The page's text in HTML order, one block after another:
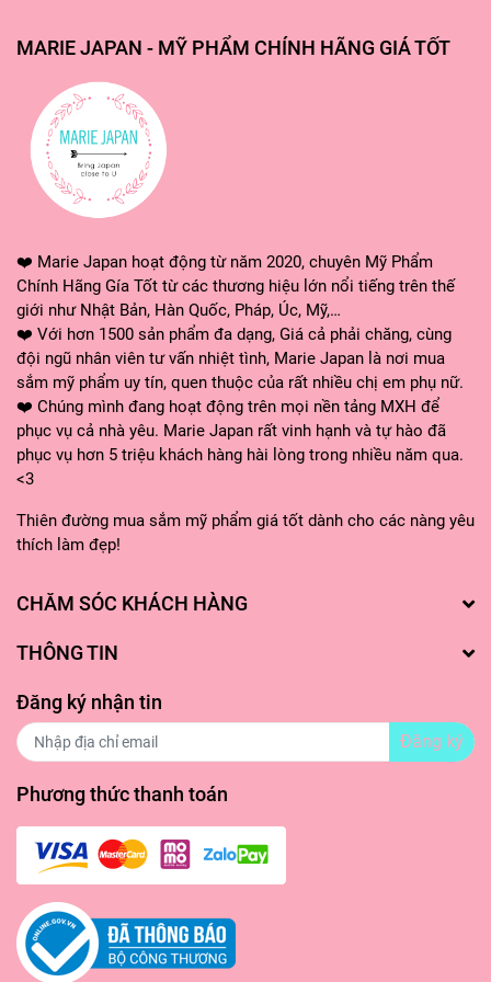
#mariejapanhangnhat
MARIE JAPAN - MỸ PHẨM CHÍNH HÃNG GIÁ TỐT
❤️ Marie Japan hoạt động từ năm 2020, chuyên Mỹ Phẩm
Chính Hãng Gía Tốt từ các thương hiệu lớn nổi tiếng trên thế
giới như Nhật Bản, Hàn Quốc, Pháp, Úc, Mỹ,…
❤️ Với hơn 1500 sản phẩm đa dạng, Giá cả phải chăng, cùng
đội ngũ nhân viên tư vấn nhiệt tình, Marie Japan là nơi mua
sắm mỹ phẩm uy tín, quen thuộc của rất nhiều chị em phụ nữ.
❤️ Chúng mình đang hoạt động trên mọi nền tảng MXH để
phục vụ cả nhà yêu. Marie Japan rất vinh hạnh và tự hào đã
phục vụ hơn 5 triệu khách hàng hài lòng trong nhiều năm qua.
<3
Thiên đường mua sắm mỹ phẩm giá tốt dành cho các nàng yêu
thích làm đẹp!
CHĂM SÓC KHÁCH HÀNG
THÔNG TIN
Đăng ký nhận tin
Đăng ký
Phương thức thanh toán